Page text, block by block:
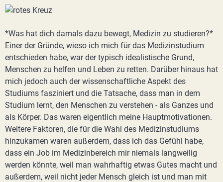
*Was hat dich damals dazu bewegt, Medizin zu studieren?*
Einer der Gründe, wieso ich mich für das Medizinstudium
entschieden habe, war der typisch idealistische Grund,
Menschen zu helfen und Leben zu retten. Darüber hinaus hat
mich jedoch auch der wissenschaftliche Aspekt des
Studiums fasziniert und die Tatsache, dass man in dem
Studium lernt, den Menschen zu verstehen - als Ganzes und
als Körper. Das waren eigentlich meine Hauptmotivationen.
Weitere Faktoren, die für die Wahl des Medizinstudiums
hinzukamen waren außerdem, dass ich das Gefühl habe,
dass ein Job im Medizinbereich mir niemals langweilig
werden könnte, weil man wahrhaftig etwas Gutes macht und
außerdem, weil nicht jeder Mensch gleich ist und man mit